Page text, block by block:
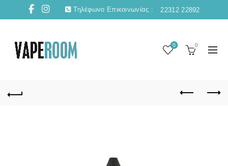
Τηλέφωνο Επικοινωνίας : 22312 22892
0 0